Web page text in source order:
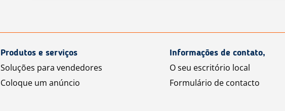
Produtos e serviços
Soluções para vendedores
Coloque um anúncio
Informações de contato,
O seu escritório local
Formulário de contacto